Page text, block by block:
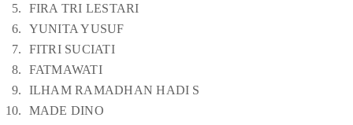
FIRA TRI LESTARI
YUNITA YUSUF
FITRI SUCIATI
FATMAWATI
ILHAM RAMADHAN HADI S
MADE DINO